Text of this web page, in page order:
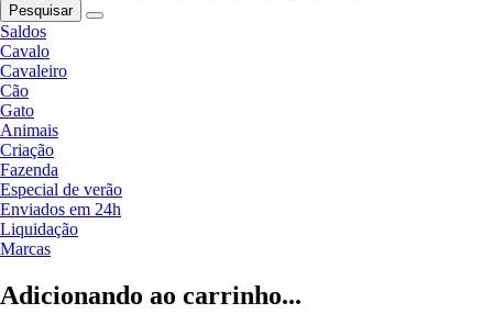
Pesquisar
Saldos
Cavalo
Cavaleiro
Cão
Gato
Animais
Criação
Fazenda
Especial de verão
Enviados em 24h
Liquidação
Marcas
Adicionando ao carrinho...